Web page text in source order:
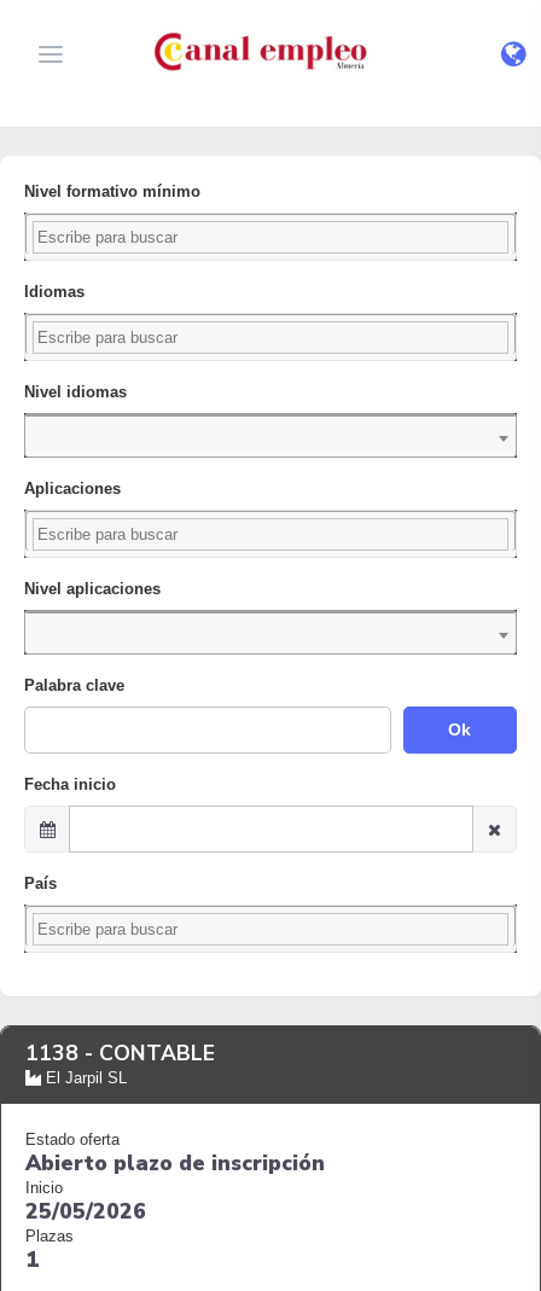
Nivel formativo mínimo
Idiomas
Nivel idiomas
Aplicaciones
Nivel aplicaciones
Palabra clave
Ok
Fecha inicio
País
1138 - CONTABLE
El Jarpil SL
Estado oferta
Abierto plazo de inscripción
Inicio
25/05/2026
Plazas
1